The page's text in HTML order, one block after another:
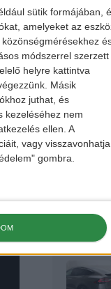
sütik formájában,
amelyeket az
módszerrel szerzett
helyre kattintva
Másik
juthat, és
kezeléséhez nem
ellen. A
vagy visszavonhatja
gombra.